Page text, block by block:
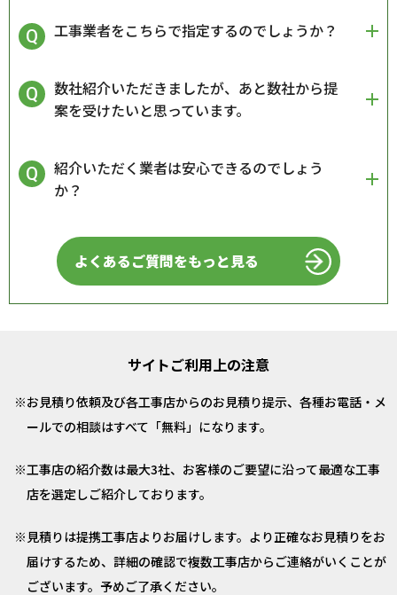
工事業者をこちらで指定するのでしょうか？
数社紹介いただきましたが、あと数社から提
案を受けたいと思っています。
紹介いただく業者は安心できるのでしょう
か？
よくあるご質問をもっと見る
サイトご利用上の注意
お見積り依頼及び各工事店からのお見積り提示、各種お電話・メ
ールでの相談はすべて「無料」になります。
工事店の紹介数は最大3社、お客様のご要望に沿って最適な工事
店を選定しご紹介しております。
見積りは提携工事店よりお届けします。より正確なお見積りをお
届けするため、詳細の確認で複数工事店からご連絡がいくことが
ございます。予めご了承ください。